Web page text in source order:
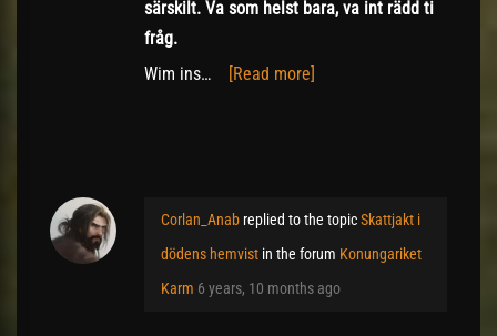
särskilt. Va som helst bara, va int rädd ti
fråg.
Wim ins…
[Read more]
Corlan_Anab replied to the topicSkattjakt i
dödens hemvist in the forum Konungariket
Karm 6 years, 10 months ago